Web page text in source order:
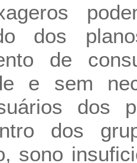
dos
de
e sem
dos
dos
sono